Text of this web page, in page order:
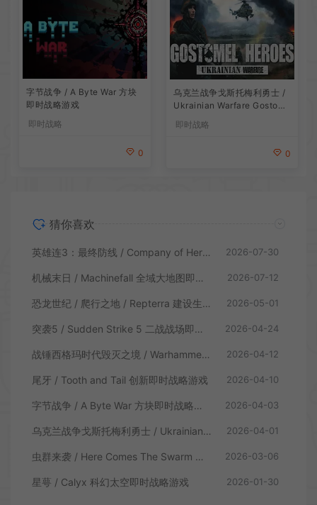
字节战争 / A Byte War 方块
即时战略游戏
即时战略
0
乌克兰战争戈斯托梅利勇士 /
Ukrainian Warfare Gostome
即时战略
0
猜你喜欢
英雄连3：最终防线 / Company of Heroes 3 Final Stand 肉鸽塔防即时战术游戏 2026-07-30
机械末日 / Machinefall 全域大地图即时战略游戏 2026-07-12
恐龙世纪 / 爬行之地 / Repterra 建设生存即时战略游戏|下载 2026-05-01
突袭5 / Sudden Strike 5 二战战场即时战术游戏 2026-04-24
战锤西格玛时代毁灭之境 / Warhammer Age of Sigmar Realms of Ruin 即时战略游戏 2026-04-12
尾牙 / Tooth and Tail 创新即时战略游戏 2026-04-10
字节战争 / A Byte War 方块即时战略游戏 2026-04-03
乌克兰战争戈斯托梅利勇士 / Ukrainian Warfare Gostomel Heroes 即时战略游戏 2026-04-01
虫群来袭 / Here Comes The Swarm 生存即时战略游戏 2026-03-06
星萼 / Calyx 科幻太空即时战略游戏 2026-01-30